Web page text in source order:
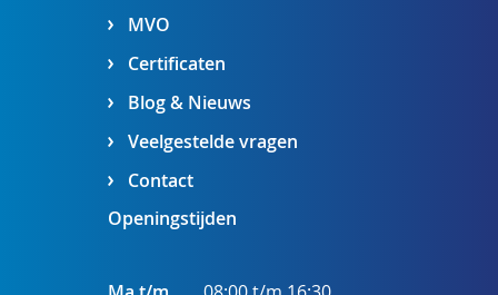
MVO
Certificaten
Blog & Nieuws
Veelgestelde vragen
Contact
Openingstijden